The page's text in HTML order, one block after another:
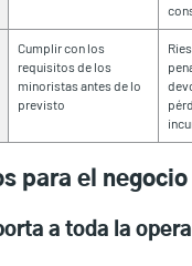
Cumplir con los
requisitos de los
minoristas antes de lo
previsto
para el negocio
a toda la